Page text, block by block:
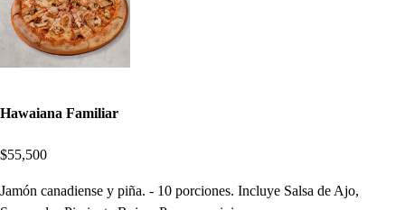
Hawaiana Familiar
$55,500
Jamón canadiense y piña. - 10 porciones. Incluye Salsa de Ajo,